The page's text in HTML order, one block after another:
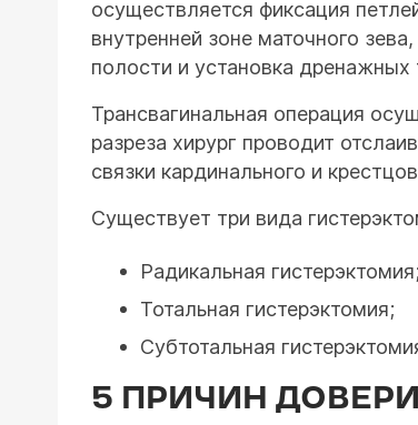
осуществляется фиксация
внутренней зоне маточного
полости и установка дренажных
Трансвагинальная операция
разреза хирург проводит
связки кардинального и
Существует три вида
Радикальная гистерэктомия;
Тотальная гистерэктомия;
Субтотальная
5 ПРИЧИН